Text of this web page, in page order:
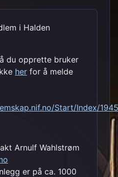
i Halden
du opprette bruker
her for å melde
Start/Index/
Arnulf Wahlstrøm
er på ca. 1000